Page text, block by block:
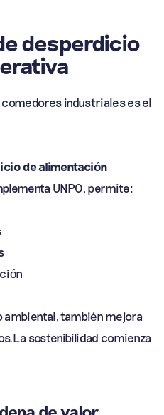
desperdicio
comedores industriales es el
de alimentación
UNPO, permite:
también mejora
sostenibilidad comienza